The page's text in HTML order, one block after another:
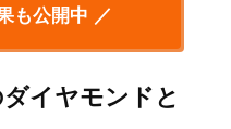
も公開中 ／
イヤモンドと